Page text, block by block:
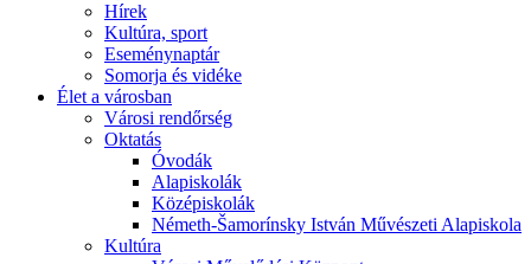
Hírek
Kultúra, sport
Eseménynaptár
Somorja és vidéke
Élet a városban
Városi rendőrség
Oktatás
Óvodák
Alapiskolák
Középiskolák
Németh-Šamorínsky István Művészeti Alapiskola
Kultúra